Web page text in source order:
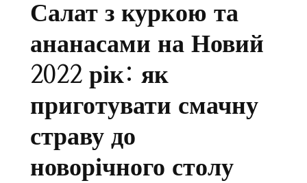
Салат з куркою та
ананасами на Новий
2022 рік: як
приготувати смачну
страву до
новорічного столу